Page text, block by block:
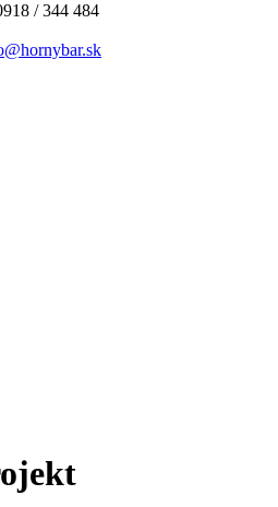
/ 344 484